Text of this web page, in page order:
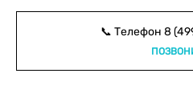
📞 Телефон 8